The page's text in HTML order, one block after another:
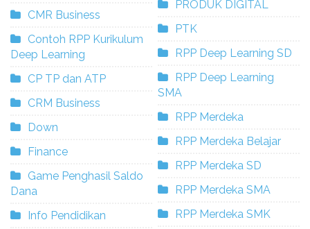
CMR Business
Contoh RPP Kurikulum
Deep Learning
CP TP dan ATP
CRM Business
Down
Finance
Game Penghasil Saldo
Dana
Info Pendidikan
PRODUK DIGITAL
PTK
RPP Deep Learning SD
RPP Deep Learning
SMA
RPP Merdeka
RPP Merdeka Belajar
RPP Merdeka SD
RPP Merdeka SMA
RPP Merdeka SMK